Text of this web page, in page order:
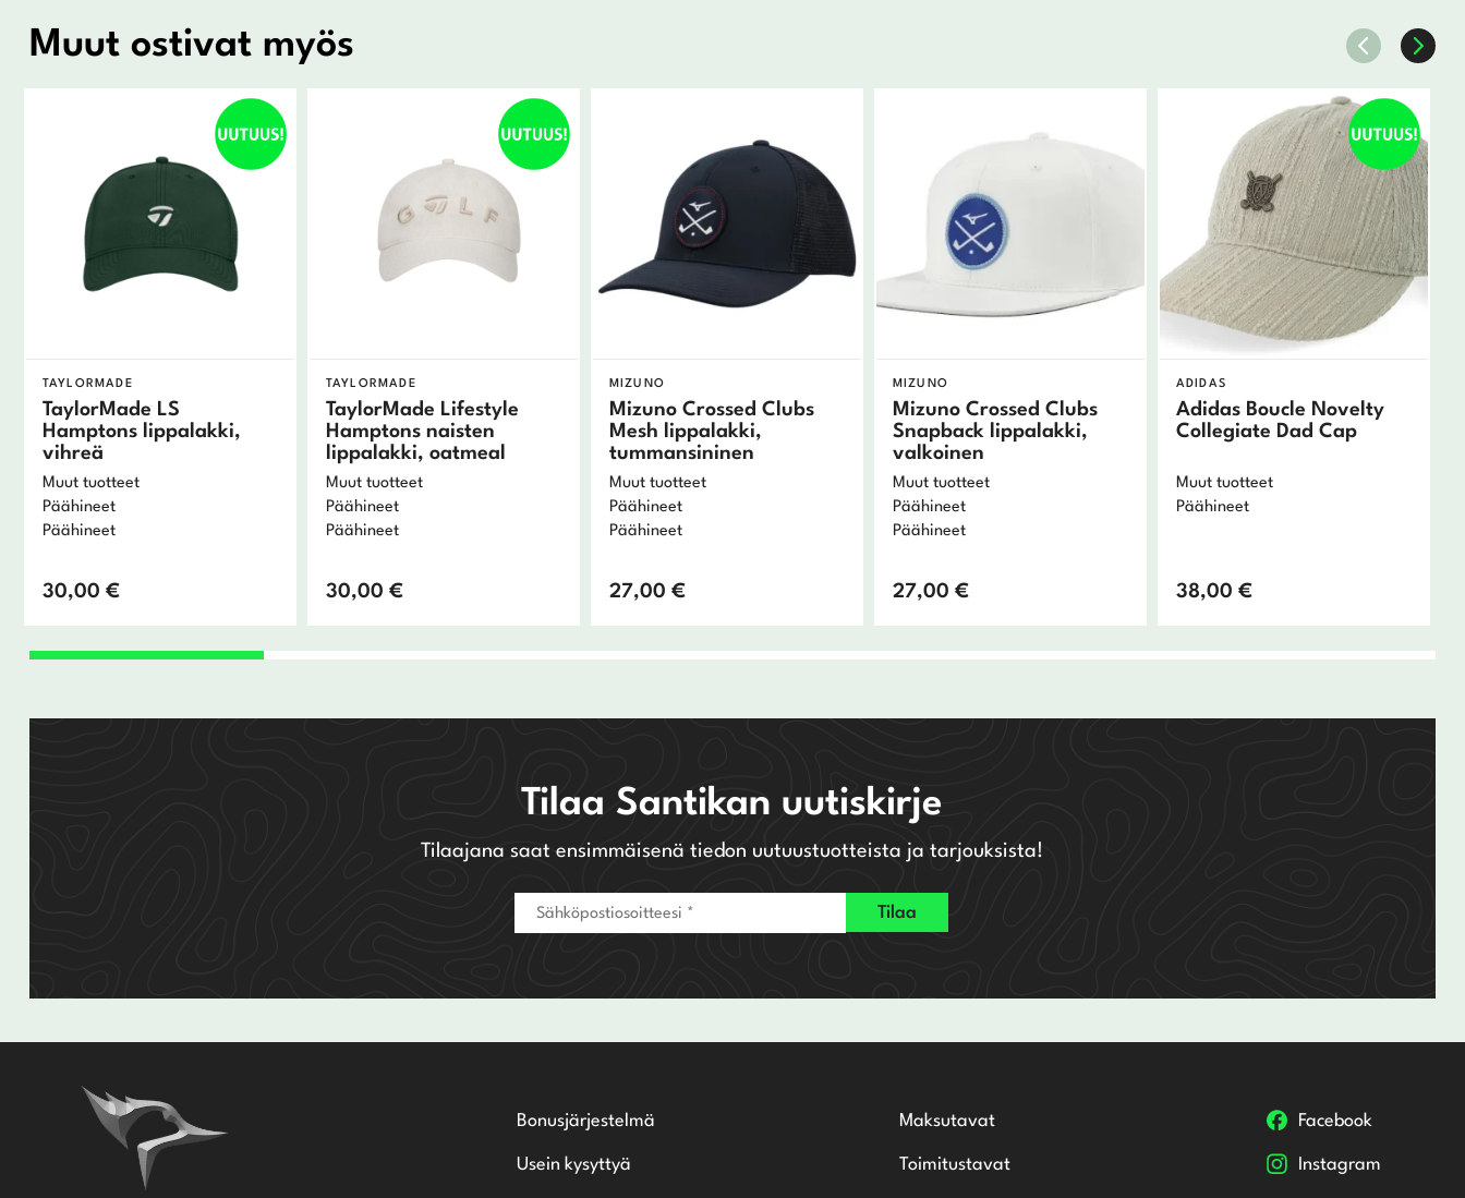
Muut ostivat myös
TAYLORMADE
TaylorMade LS
Hamptons lippalakki,
vihreä
Muut tuotteet
Päähineet
Päähineet
30,00 €
TAYLORMADE
TaylorMade Lifestyle
Hamptons naisten
lippalakki, oatmeal
Muut tuotteet
Päähineet
Päähineet
30,00 €
MIZUNO
Mizuno Crossed Clubs
Mesh lippalakki,
tummansininen
Muut tuotteet
Päähineet
Päähineet
27,00 €
MIZUNO
Mizuno Crossed Clubs
Snapback lippalakki,
valkoinen
Muut tuotteet
Päähineet
Päähineet
27,00 €
ADIDAS
Adidas Boucle Novelty
Collegiate Dad Cap
Muut tuotteet
Päähineet
38,00 €
Tilaa Santikan uutiskirje
Tilaajana saat ensimmäisenä tiedon uutuustuotteista ja tarjouksista!
Bonusjärjestelmä
Usein kysyttyä
Maksutavat
Toimitustavat
Facebook
Instagram